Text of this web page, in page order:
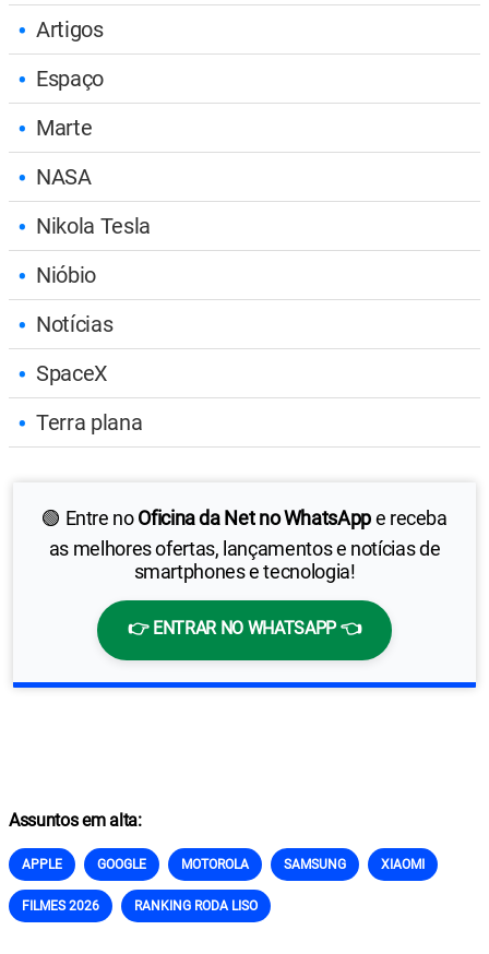
Artigos
Espaço
Marte
NASA
Nikola Tesla
Nióbio
Notícias
SpaceX
Terra plana
🟢 Entre noOficina da Net no WhatsAppe receba
as melhores ofertas, lançamentos e notícias de
smartphones e tecnologia!
👉 ENTRAR NO WHATSAPP 👈
Assuntos em alta:
APPLE GOOGLE MOTOROLA SAMSUNG XIAOMI
FILMES 2026 RANKING RODA LISO